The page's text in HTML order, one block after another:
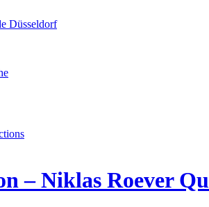
– Niklas Roever